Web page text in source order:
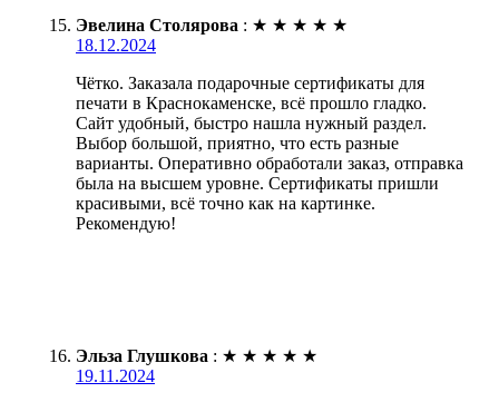
Эвелина Столярова : ★ ★ ★ ★ ★
18.12.2024
Чётко. Заказала подарочные сертификаты для
печати в Краснокаменске, всё прошло гладко.
Сайт удобный, быстро нашла нужный раздел.
Выбор большой, приятно, что есть разные
варианты. Оперативно обработали заказ, отправка
была на высшем уровне. Сертификаты пришли
красивыми, всё точно как на картинке.
Рекомендую!
Эльза Глушкова : ★ ★ ★ ★ ★
19.11.2024